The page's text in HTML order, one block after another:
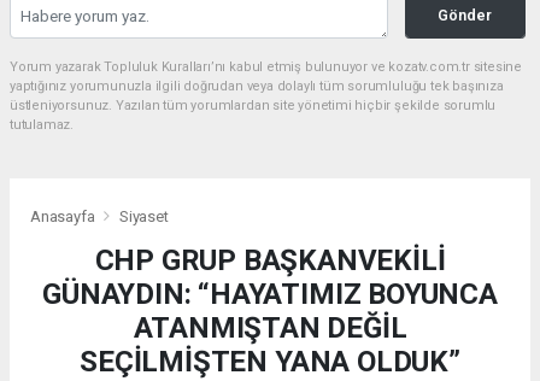
Gönder
Yorum yazarak Topluluk Kuralları’nı kabul etmiş bulunuyor ve kozatv.com.tr sitesine
yaptığınız yorumunuzla ilgili doğrudan veya dolaylı tüm sorumluluğu tek başınıza
üstleniyorsunuz. Yazılan tüm yorumlardan site yönetimi hiçbir şekilde sorumlu
tutulamaz.
Anasayfa Siyaset
CHP GRUP BAŞKANVEKİLİ
GÜNAYDIN: “HAYATIMIZ BOYUNCA
ATANMIŞTAN DEĞİL
SEÇİLMİŞTEN YANA OLDUK”